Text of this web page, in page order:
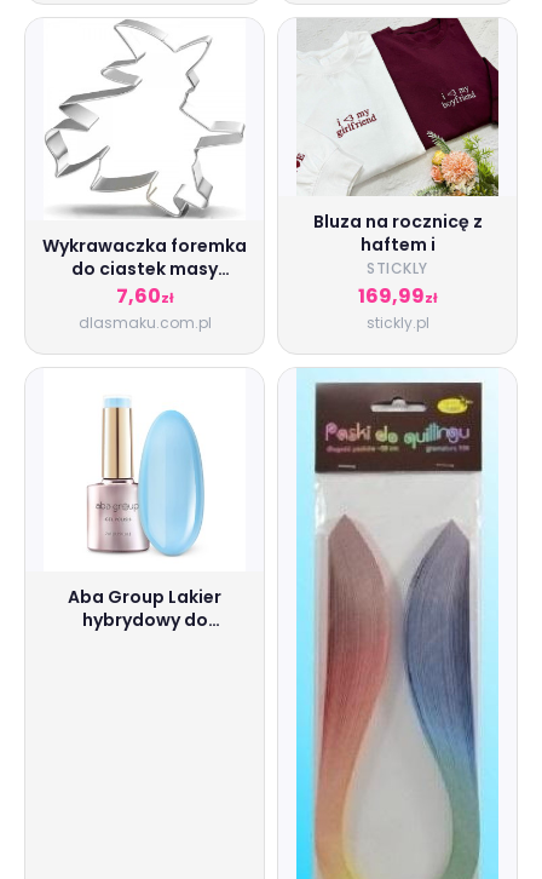
Wykrawaczka foremka
do ciastek masy
cukrowej -
Czarownica na miotle
8cm SweetBaking
10475
7,60zł
dlasmaku.com.pl
Bluza na rocznicę z
haftem i
STICKLY
169,99zł
stickly.pl
Aba Group Lakier
hybrydowy do